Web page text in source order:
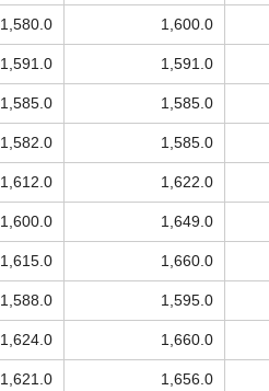
1,580.0 1,600.0
1,591.0 1,591.0
1,585.0 1,585.0
1,582.0 1,585.0
1,612.0 1,622.0
1,600.0 1,649.0
1,615.0 1,660.0
1,588.0 1,595.0
1,624.0 1,660.0
1,621.0 1,656.0